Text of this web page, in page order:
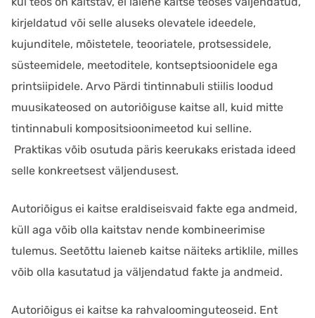
kirjeldatud või selle aluseks olevatele ideedele,
kujunditele, mõistetele, teooriatele, protsessidele,
süsteemidele, meetoditele, kontseptsioonidele ega
printsiipidele. Arvo Pärdi tintinnabuli stiilis loodud
muusikateosed on autoriõiguse kaitse all, kuid mitte
tintinnabuli kompositsioonimeetod kui selline.
Praktikas võib osutuda päris keerukaks eristada ideed
selle konkreetsest väljendusest.
Autoriõigus ei kaitse eraldiseisvaid fakte ega andmeid,
küll aga võib olla kaitstav nende kombineerimise
tulemus. Seetõttu laieneb kaitse näiteks artiklile, milles
võib olla kasutatud ja väljendatud fakte ja andmeid.
Autoriõigus ei kaitse ka rahvaloominguteoseid. Ent